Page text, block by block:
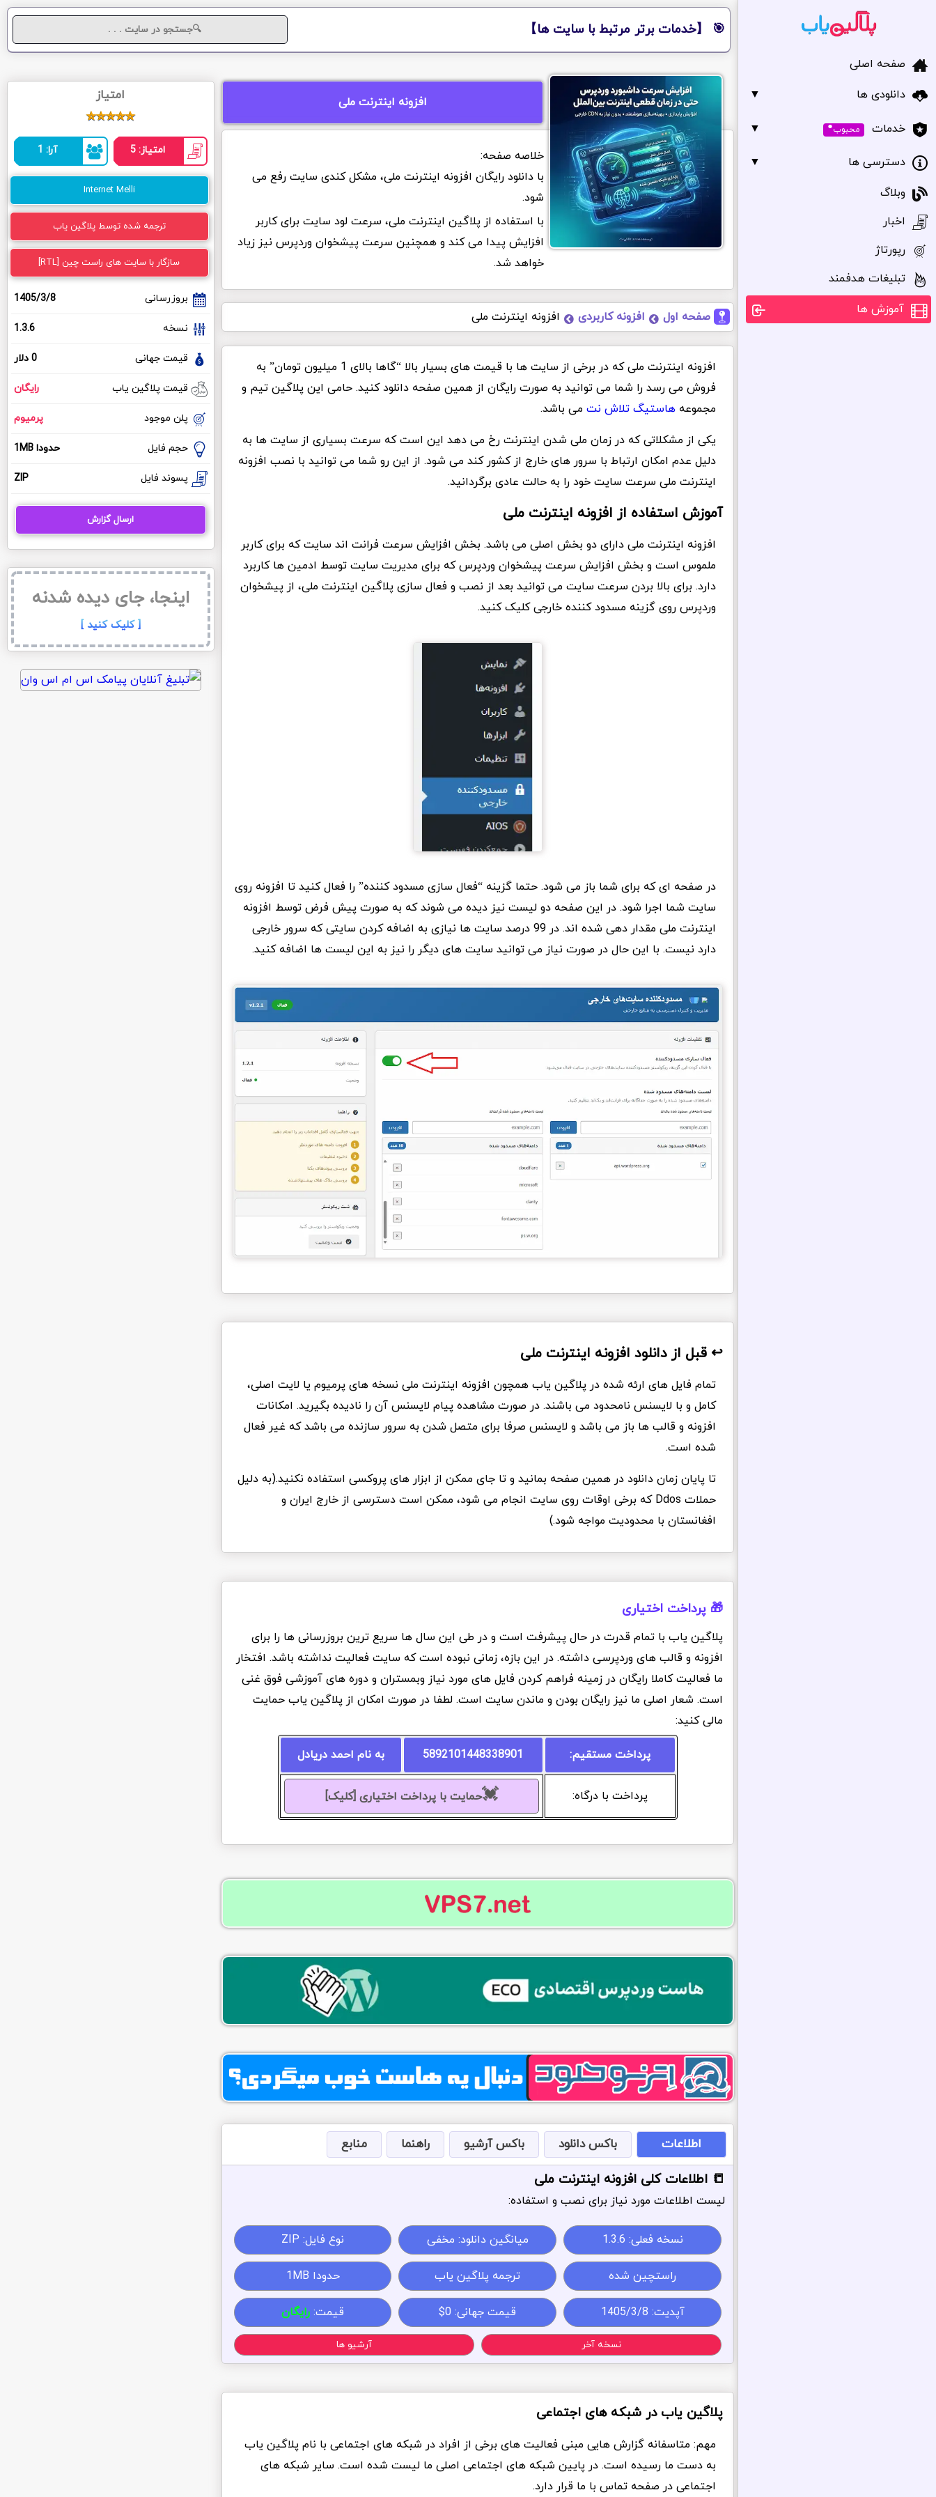
صفحه اصلی
دانلودی ها
▼
خدمات محبوب•
▼
دسترسی ها
▼
وبلاگ
اخبار
رپورتاژ
تبلیغات هدفمند
آموزش ها
🎯 【خدمات برتر مرتبط با سایت ها】
افزونه اینترنت ملی
با دانلود رایگان افزونه اینترنت ملی، مشکل کندی سایت رفع می
شود.
با استفاده از پلاگین اینترنت ملی، سرعت لود سایت برای کاربر
افزایش پیدا می کند و همچنین سرعت پیشخوان وردپرس نیز زیاد
خواهد شد.
صفحه اول افزونه کاربردی افزونه اینترنت ملی
افزونه اینترنت ملی که در برخی از سایت ها با قیمت های بسیار بالا “گاها بالای 1 میلیون تومان” به
فروش می رسد را شما می توانید به صورت رایگان از همین صفحه دانلود کنید. حامی این پلاگین تیم و
مجموعه هاستیگ تلاش نت می باشد.
یکی از مشکلاتی که در زمان ملی شدن اینترنت رخ می دهد این است که سرعت بسیاری از سایت ها به
دلیل عدم امکان ارتباط با سرور های خارج از کشور کند می شود. از این رو شما می توانید با نصب افزونه
اینترنت ملی سرعت سایت خود را به حالت عادی برگردانید.
آموزش استفاده از افزونه اینترنت ملی
افزونه اینترنت ملی دارای دو بخش اصلی می باشد. بخش افزایش سرعت فرانت اند سایت که برای کاربر
ملموس است و بخش افزایش سرعت پیشخوان وردپرس که برای مدیریت سایت توسط ادمین ها کاربرد
دارد. برای بالا بردن سرعت سایت می توانید بعد از نصب و فعال سازی پلاگین اینترنت ملی، از پیشخوان
وردپرس روی گزینه مسدود کننده خارجی کلیک کنید.
در صفحه ای که برای شما باز می شود. حتما گزینه “فعال سازی مسدود کننده” را فعال کنید تا افزونه روی
سایت شما اجرا شود. در این صفحه دو لیست نیز دیده می شوند که به صورت پیش فرض توسط افزونه
اینترنت ملی مقدار دهی شده اند. در 99 درصد سایت ها نیازی به اضافه کردن سایتی که سرور خارجی
دارد نیست. با این حال در صورت نیاز می توانید سایت های دیگر را نیز به این لیست ها اضافه کنید.
↩️ قبل از دانلود افزونه اینترنت ملی
تمام فایل های ارئه شده در پلاگین یاب همچون افزونه اینترنت ملی نسخه های پرمیوم یا لایت اصلی،
کامل و با لایسنس نامحدود می باشند. در صورت مشاهده پیام لایسنس آن را نادیده بگیرید. امکانات
افزونه و قالب ها باز می باشد و لایسنس صرفا برای متصل شدن به سرور سازنده می باشد که غیر فعال
شده است.
تا پایان زمان دانلود در همین صفحه بمانید و تا جای ممکن از ابزار های پروکسی استفاده نکنید.(به دلیل
حملات Ddos که برخی اوقات روی سایت انجام می شود، ممکن است دسترسی از خارج ایران و
افغانستان با محدودیت مواجه شود.)
🎁 پرداخت اختیاری
پلاگین یاب با تمام قدرت در حال پیشرفت است و در طی این سال ها سریع ترین بروزرسانی ها را برای
افزونه و قالب های وردپرسی داشته. در این بازه، زمانی نبوده است که سایت فعالیت نداشته باشد. افتخار
ما فعالیت کاملا رایگان در زمینه فراهم کردن فایل های مورد نیاز وبمستران و دوره های آموزشی فوق غنی
است. شعار اصلی ما نیز رایگان بودن و ماندن سایت است. لطفا در صورت امکان از پلاگین یاب حمایت
مالی کنید:
پرداخت مستقیم: 5892101448338901 به نام احمد دریادل
پرداخت با درگاه: 💓حمایت با پرداخت اختیاری [کلیک]
اطلاعات باکس دانلود باکس آرشیو راهنما منابع
📒 اطلاعات کلی افزونه اینترنت ملی
لیست اطلاعات مورد نیاز برای نصب و استفاده:
نسخه فعلی: 1.3.6 میانگین دانلود: مخفی نوع فایل: ZIP
راستچین شده ترجمه پلاگین یاب حدودا 1MB
آپدیت: 1405/3/8 قیمت جهانی: 0$ قیمت: رایگان
نسخه آخر آرشیو ها
پلاگین یاب در شبکه های اجتماعی
مهم: متاسفانه گزارش هایی مبنی فعالیت های برخی از افراد در شبکه های اجتماعی با نام پلاگین یاب
به دست ما رسیده است. در پایین شبکه های اجتماعی اصلی ما لیست شده است. سایر شبکه های
اجتماعی در صفحه تماس با ما قرار دارد.
امتیاز
امتیاز: 5 آرا: 1
Internet Melli
ترجمه شده توسط پلاگین یاب
سازگار با سایت های راست چین [RTL]
بروزرسانی 1405/3/8
نسخه 1.3.6
قیمت جهانی 0 دلار
قیمت پلاگین یاب رایگان
پلن موجود پرمیوم
حجم فایل حدودا 1MB
پسوند فایل ZIP
ارسال گزارش
اینجا، جای دیده شدنه
[ کلیک کنید ]